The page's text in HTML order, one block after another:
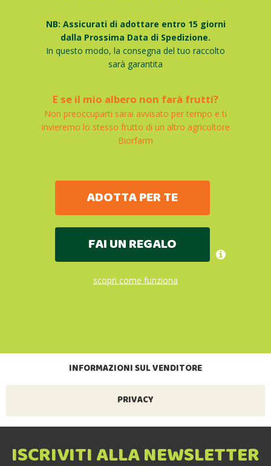
NB: Assicurati di adottare entro 15 giorni
dalla Prossima Data di Spedizione.
In questo modo, la consegna del tuo raccolto
sarà garantita
E se il mio albero non farà frutti?
Non preoccuparti sarai avvisato per tempo e ti
invieremo lo stesso frutto di un altro agricoltore
Biorfarm
ADOTTA PER TE
FAI UN REGALO
scopri come funziona
INFORMAZIONI SUL VENDITORE
PRIVACY
ISCRIVITI ALLA NEWSLETTER